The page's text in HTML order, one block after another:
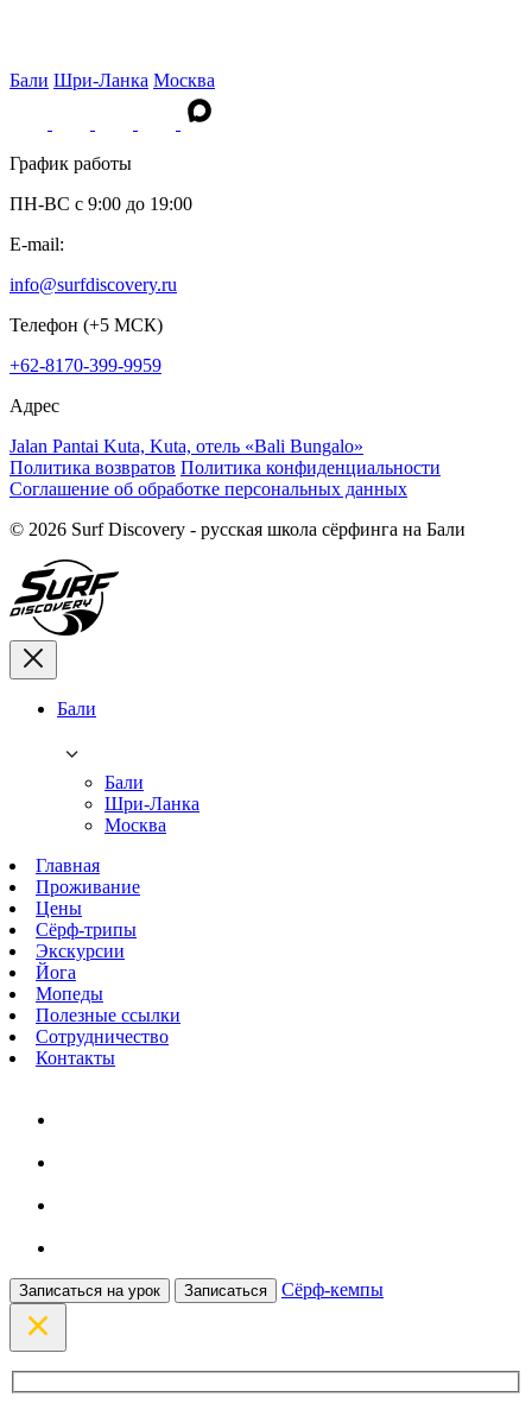
Бали Шри-Ланка Москва
График работы
ПН-ВС c 9:00 до 19:00
E-mail:
info@surfdiscovery.ru
Телефон (+5 МСК)
+62-8170-399-9959
Адрес
Jalan Pantai Kuta, Kuta, отель «Bali Bungalo»
Политика возвратов Политика конфиденциальности
Соглашение об обработке персональных данных
© 2026 Surf Discovery - русская школа сёрфинга на Бали
Бали
Бали
Шри-Ланка
Москва
Главная
Проживание
Цены
Сёрф-трипы
Экскурсии
Йога
Мопеды
Полезные ссылки
Сотрудничество
Контакты
Записаться на урок Записаться Сёрф-кемпы